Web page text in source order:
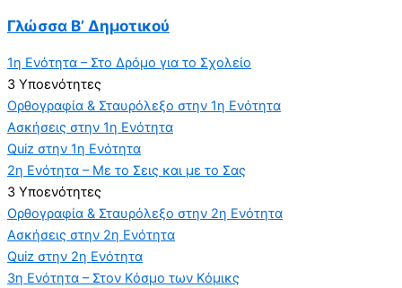
Γλώσσα Β’ Δημοτικού
1η Ενότητα – Στο Δρόμο για το Σχολείο
3 Υποενότητες
Ορθογραφία & Σταυρόλεξο στην 1η Ενότητα
Ασκήσεις στην 1η Ενότητα
Quiz στην 1η Ενότητα
2η Ενότητα – Με το Σεις και με το Σας
3 Υποενότητες
Ορθογραφία & Σταυρόλεξο στην 2η Ενότητα
Ασκήσεις στην 2η Ενότητα
Quiz στην 2η Ενότητα
3η Ενότητα – Στον Κόσμο των Κόμικς